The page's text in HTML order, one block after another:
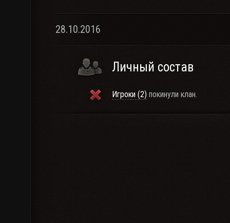
28.10.2016
Личный состав
Игроки (2) покинули клан.